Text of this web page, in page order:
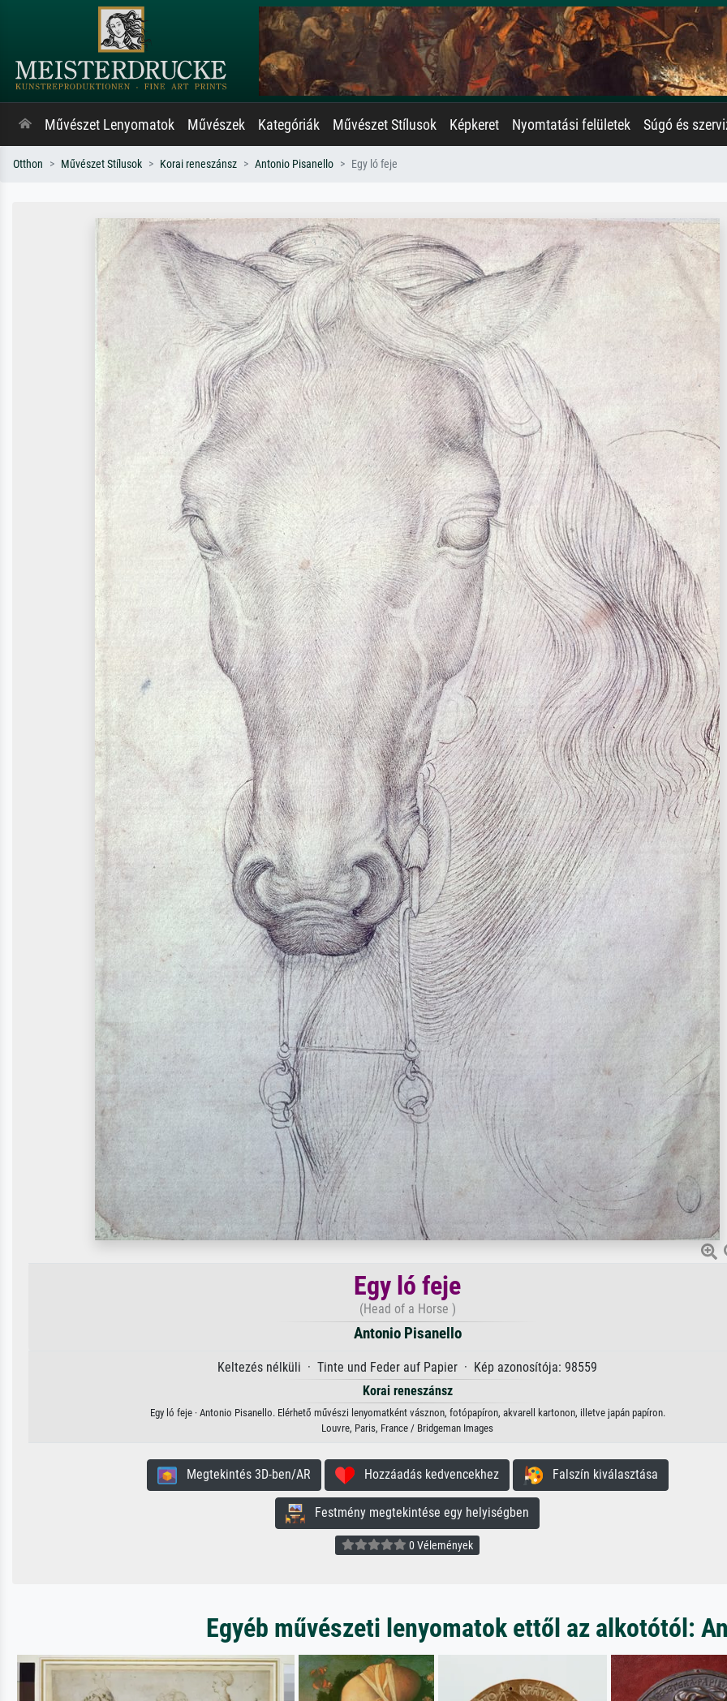
Művészet Lenyomatok Művészek Kategóriák Művészet Stílusok Képkeret Nyomtatási felületek Súgó és
Otthon Művészet Stílusok Korai reneszánsz Antonio Pisanello Egy ló feje
Egy ló feje
(Head of a Horse )
Antonio Pisanello
Keltezés nélküli · Tinte und Feder auf Papier · Kép azonosítója: 98559
Korai reneszánsz
Egy ló feje · Antonio Pisanello. Elérhető művészi lenyomatként vásznon, fotópapíron, akvarell kartonon, illetve japán papíron.
Louvre, Paris, France / Bridgeman Images
Megtekintés 3D-ben/AR Hozzáadás kedvencekhez Falszín kiválasztása
Festmény megtekintése egy helyiségben
0 Vélemények
Egyéb művészeti lenyomatok ettől az alkotótól: